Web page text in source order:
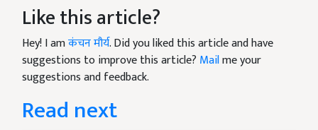
Like this article?
Hey! I amकंचन मौर्य. Did you liked this article and have
suggestions to improve this article? Mailme your
suggestions and feedback.
Read next